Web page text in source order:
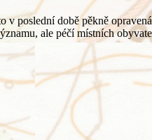
v poslední době pěkně
ale péčí místních